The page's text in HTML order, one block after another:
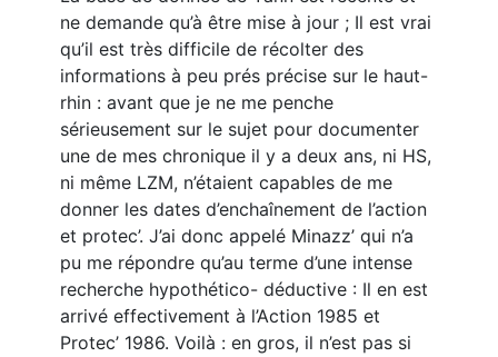
ne demande qu’à être mise à jour ; Il est vrai
qu’il est très difficile de récolter des
informations à peu prés précise sur le haut-
rhin : avant que je ne me penche
sérieusement sur le sujet pour documenter
une de mes chronique il y a deux ans, ni HS,
ni même LZM, n’étaient capables de me
donner les dates d’enchaînement de l’action
et protec’. J’ai donc appelé Minazz’ qui n’a
pu me répondre qu’au terme d’une intense
recherche hypothético- déductive : Il en est
arrivé effectivement à l’Action 1985 et
Protec’ 1986. Voilà : en gros, il n’est pas si